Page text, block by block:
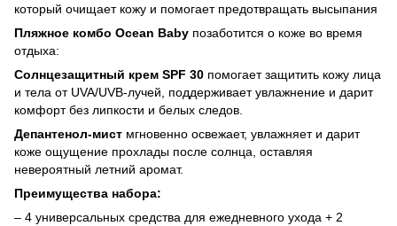
который очищает кожу и помогает предотвращать высыпания
Пляжное комбо Ocean Baby позаботится о коже во время
отдыха:
Солнцезащитный крем SPF 30 помогает защитить кожу лица
и тела от UVA/UVB-лучей, поддерживает увлажнение и дарит
комфорт без липкости и белых следов.
Депантенол-мист мгновенно освежает, увлажняет и дарит
коже ощущение прохлады после солнца, оставляя
невероятный летний аромат.
Преимущества набора:
– 4 универсальных средства для ежедневного ухода + 2